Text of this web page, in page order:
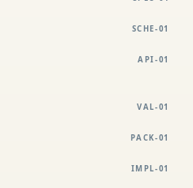
SCHE-01
API-01
VAL-01
PACK-01
IMPL-01